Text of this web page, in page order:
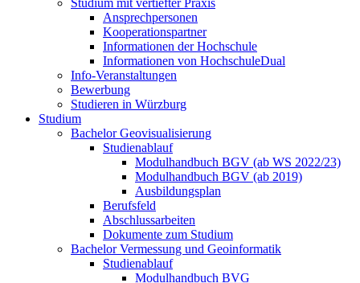
Studium mit vertiefter Praxis
Ansprechpersonen
Kooperationspartner
Informationen der Hochschule
Informationen von HochschuleDual
Info-Veranstaltungen
Bewerbung
Studieren in Würzburg
Studium
Bachelor Geovisualisierung
Studienablauf
Modulhandbuch BGV (ab WS 2022/23)
Modulhandbuch BGV (ab 2019)
Ausbildungsplan
Berufsfeld
Abschlussarbeiten
Dokumente zum Studium
Bachelor Vermessung und Geoinformatik
Studienablauf
Modulhandbuch BVG